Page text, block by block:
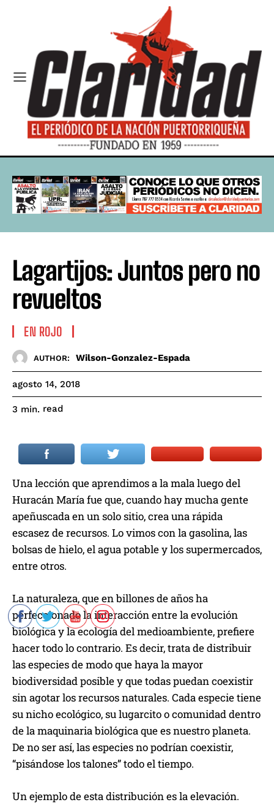
Lagartijos: Juntos pero no
revueltos
EN ROJO
AUTHOR: Wilson-Gonzalez-Espada
agosto 14, 2018
3 min. read
Una lección que aprendimos a la mala luego del
Huracán María fue que, cuando hay mucha gente
apeñuscada en un solo sitio, crea una rápida
escasez de recursos. Lo vimos con la gasolina, las
bolsas de hielo, el agua potable y los supermercados,
entre otros.
La naturaleza, que en billones de años ha
perfeccionado la interacción entre la evolución
biológica y la ecología del medioambiente, prefiere
hacer todo lo contrario. Es decir, trata de distribuir
las especies de modo que haya la mayor
biodiversidad posible y que todas puedan coexistir
sin agotar los recursos naturales. Cada especie tiene
su nicho ecológico, su lugarcito o comunidad dentro
de la maquinaria biológica que es nuestro planeta.
De no ser así, las especies no podrían coexistir,
“pisándose los talones” todo el tiempo.
Un ejemplo de esta distribución es la elevación.